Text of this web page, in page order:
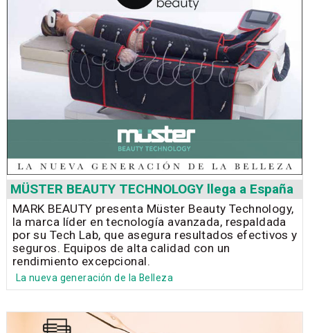
MÜSTER BEAUTY TECHNOLOGY llega a España
MARK BEAUTY presenta Müster Beauty Technology,
la marca líder en tecnología avanzada, respaldada
por su Tech Lab, que asegura resultados efectivos y
seguros. Equipos de alta calidad con un
rendimiento excepcional.
La nueva generación de la Belleza